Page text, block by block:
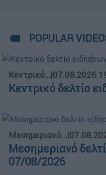
POPULAR
Κεντρικό...|07.08.2026
Κεντρικό δελτίο
Μεσημεριανό...|
Μεσημεριανό
07/08/2026